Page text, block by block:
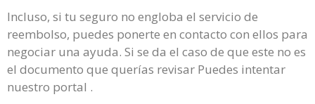
Incluso, si tu seguro no engloba el servicio de
reembolso, puedes ponerte en contacto con ellos para
negociar una ayuda. Si se da el caso de que este no es
el documento que querías revisar Puedes intentar
nuestro portal .